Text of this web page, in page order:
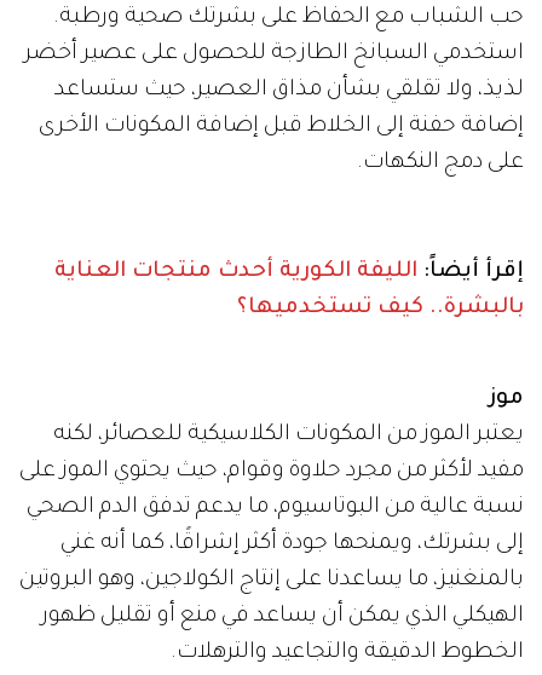
حب الشباب مع الحفاظ على بشرتك صحية ورطبة.
استخدمي السبانخ الطازجة للحصول على عصير أخضر
لذيذ، ولا تقلقي بشأن مذاق العصير، حيث ستساعد
إضافة حفنة إلى الخلاط قبل إضافة المكونات الأخرى
على دمج النكهات.
إقرأ أيضاً: الليفة الكورية أحدث منتجات العناية
بالبشرة.. كيف تستخدميها؟
موز
يعتبر الموز من المكونات الكلاسيكية للعصائر، لكنه
مفيد لأكثر من مجرد حلاوة وقوام، حيث يحتوي الموز على
نسبة عالية من البوتاسيوم، ما يدعم تدفق الدم الصحي
إلى بشرتك، ويمنحها جودة أكثر إشراقًا، كما أنه غني
بالمنغنيز، ما يساعدنا على إنتاج الكولاجين، وهو البروتين
الهيكلي الذي يمكن أن يساعد في منع أو تقليل ظهور
الخطوط الدقيقة والتجاعيد والترهلات.